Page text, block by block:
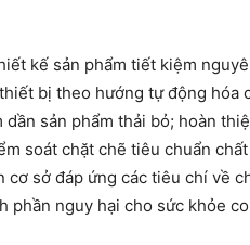
kế sản phẩm tiết kiệm
bị theo hướng tự động hóa
sản phẩm thải bỏ; hoàn
soát chặt chẽ tiêu chuẩn
sở đáp ứng các tiêu chí về
phần nguy hại cho sức khỏe